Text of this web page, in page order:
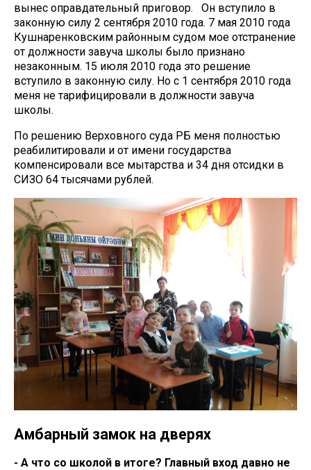
вынес оправдательный приговор. Он вступило в
законную силу 2 сентября 2010 года. 7 мая 2010 года
Кушнаренковским районным судом мое отстранение
от должности завуча школы было признано
незаконным. 15 июля 2010 года это решение
вступило в законную силу. Но с 1 сентября 2010 года
меня не тарифицировали в должности завуча
школы.
По решению Верховного суда РБ меня полностью
реабилитировали и от имени государства
компенсировали все мытарства и 34 дня отсидки в
СИЗО 64 тысячами рублей.
Амбарный замок на дверях
- А что со школой в итоге? Главный вход давно не